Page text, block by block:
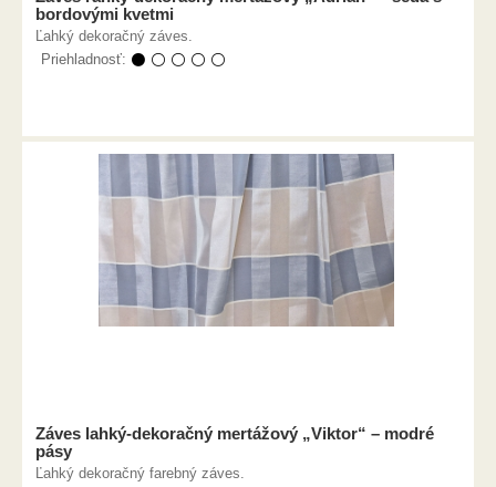
bordovými kvetmi
Ľahký dekoračný záves.
Priehladnosť: ⚫ ⚪ ⚪ ⚪ ⚪
Záves lahký-dekoračný mertážový „Viktor“ – modré
pásy
Ľahký dekoračný farebný záves.